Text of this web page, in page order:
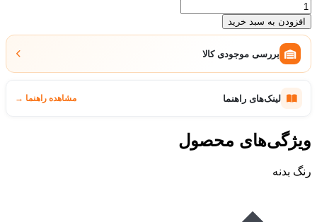
افزودن به سبد خرید
بررسی موجودی کالا
لینک‌های راهنما مشاهده راهنما →
ویژگی‌های محصول
رنگ بدنه